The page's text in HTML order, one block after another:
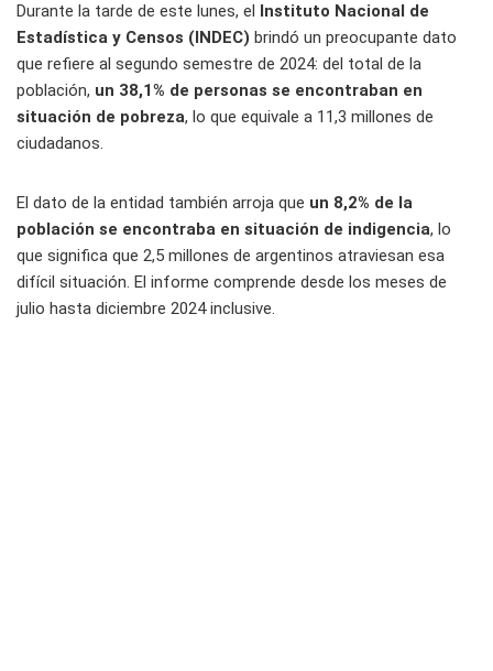
Durante la tarde de este lunes, el Instituto Nacional de
Estadística y Censos (INDEC) brindó un preocupante dato
que refiere al segundo semestre de 2024: del total de la
población, un 38,1% de personas se encontraban en
situación de pobreza, lo que equivale a 11,3 millones de
ciudadanos.
El dato de la entidad también arroja que un 8,2% de la
población se encontraba en situación de indigencia, lo
que significa que 2,5 millones de argentinos atraviesan esa
difícil situación. El informe comprende desde los meses de
julio hasta diciembre 2024 inclusive.